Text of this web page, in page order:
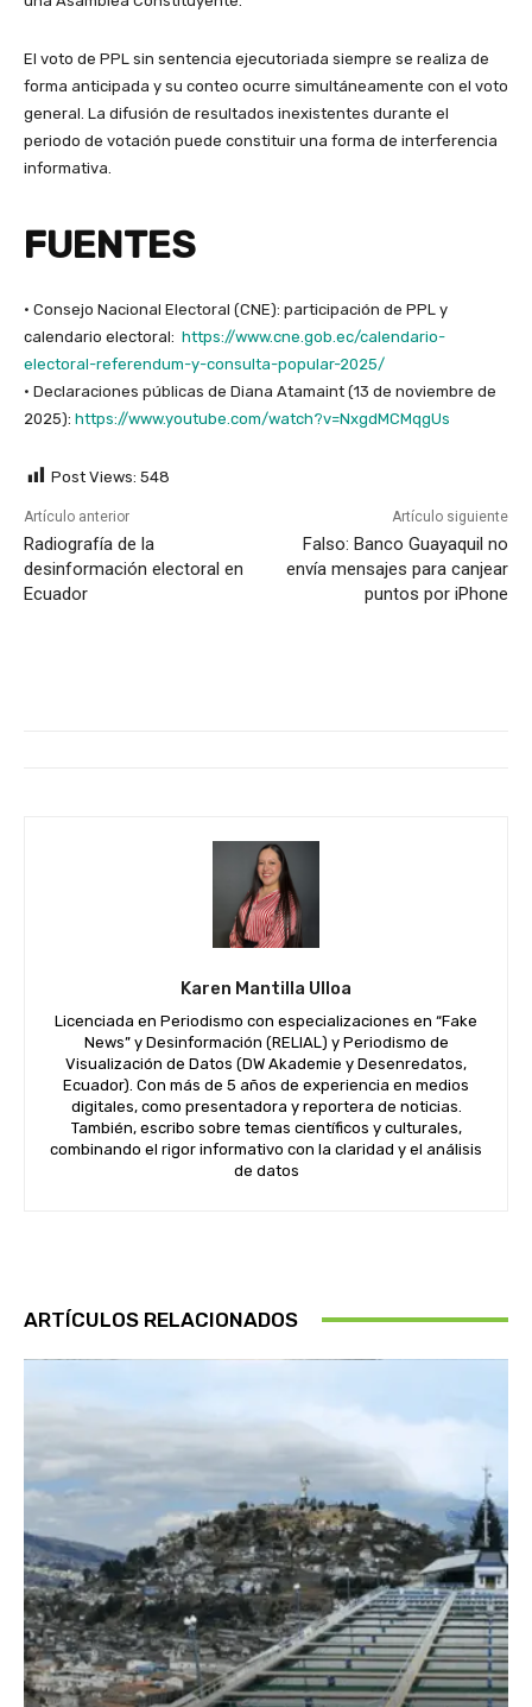
El voto de PPL sin sentencia ejecutoriada siempre se realiza de
forma anticipada y su conteo ocurre simultáneamente con el voto
general. La difusión de resultados inexistentes durante el
periodo de votación puede constituir una forma de interferencia
informativa.
FUENTES
• Consejo Nacional Electoral (CNE): participación de PPL y
calendario electoral: https://www.cne.gob.ec/calendario-
electoral-referendum-y-consulta-popular-2025/
• Declaraciones públicas de Diana Atamaint (13 de noviembre de
2025): https://www.youtube.com/watch?v=NxgdMCMqgUs
Post Views: 548
Artículo anterior
Radiografía de la
desinformación electoral en
Ecuador
Artículo siguiente
Falso: Banco Guayaquil no
envía mensajes para canjear
puntos por iPhone
Karen Mantilla Ulloa
Licenciada en Periodismo con especializaciones en “Fake
News” y Desinformación (RELIAL) y Periodismo de
Visualización de Datos (DW Akademie y Desenredatos,
Ecuador). Con más de 5 años de experiencia en medios
digitales, como presentadora y reportera de noticias.
También, escribo sobre temas científicos y culturales,
combinando el rigor informativo con la claridad y el análisis
de datos
ARTÍCULOS RELACIONADOS